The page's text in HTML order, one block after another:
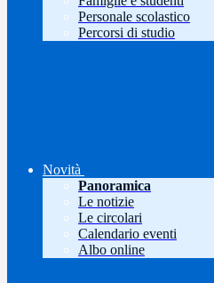
Personale scolastico
Percorsi di studio
Novità
Panoramica
Le notizie
Le circolari
Calendario eventi
Albo online